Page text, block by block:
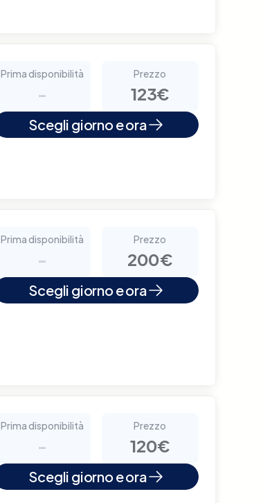
Prima disponibilità
-
Prezzo
123€
Scegli giorno e ora
Prima disponibilità
-
Prezzo
200€
Scegli giorno e ora
Prima disponibilità
-
Prezzo
120€
Scegli giorno e ora